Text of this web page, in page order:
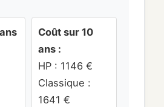
Coût sur 10
ans :
HP : 1146 €
Classique :
1641 €